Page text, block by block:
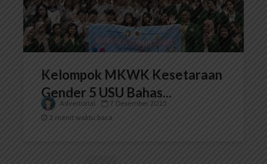
Kelompok MKWK Kesetaraan
Gender 5 USU Bahas...
Advertorial
7 Desember 2025
2 menit waktu baca